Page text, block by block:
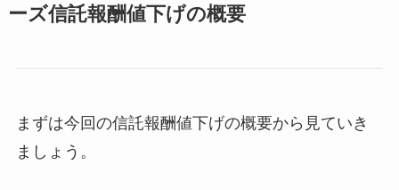
ーズ信託報酬値下げの概要
まずは今回の信託報酬値下げの概要から見ていき
ましょう。